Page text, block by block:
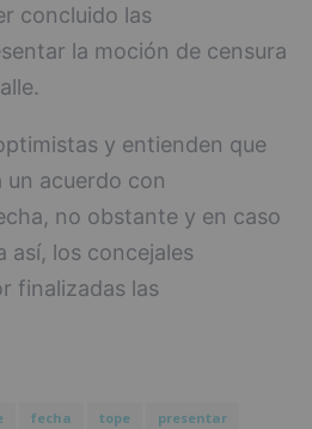
concluido las
la moción de censura
y entienden que
un acuerdo con
no obstante y en caso
así, los concejales
finalizadas las
fecha tope
presentar